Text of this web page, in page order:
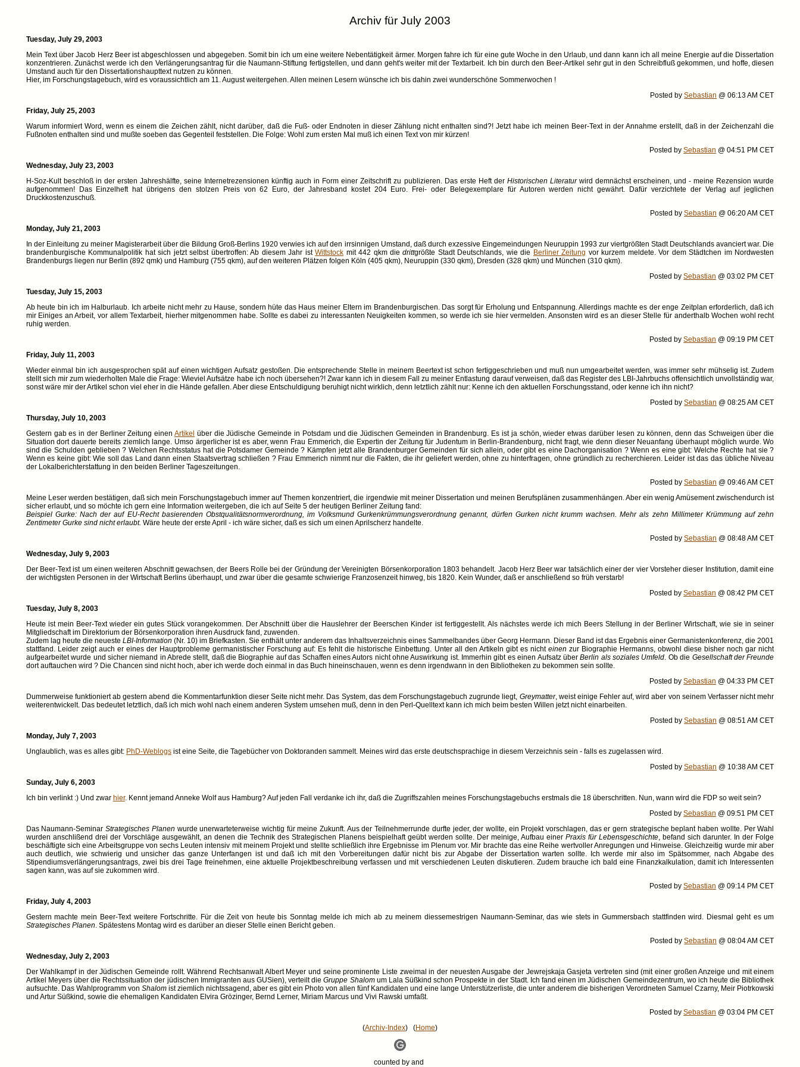
Archiv für July 2003
Tuesday, July 29, 2003
Mein Text über Jacob Herz Beer ist abgeschlossen und abgegeben. Somit bin ich um eine weitere Nebentätigkeit ärmer. Morgen fahre ich für eine gute Woche in den Urlaub, und dann kann ich all meine Energie auf die Dissertation
konzentrieren. Zunächst werde ich den Verlängerungsantrag für die Naumann-Stiftung fertigstellen, und dann geht's weiter mit der Textarbeit. Ich bin durch den Beer-Artikel sehr gut in den Schreibfluß gekommen, und hoffe, diesen
Umstand auch für den Dissertationshaupttext nutzen zu können.
Hier, im Forschungstagebuch, wird es voraussichtlich am 11. August weitergehen. Allen meinen Lesern wünsche ich bis dahin zwei wunderschöne Sommerwochen !
Posted bySebastian @ 06:13 AM CET
Friday, July 25, 2003
Warum informiert Word, wenn es einem die Zeichen zählt, nicht darüber, daß die Fuß- oder Endnoten in dieser Zählung nicht enthalten sind?! Jetzt habe ich meinen Beer-Text in der Annahme erstellt, daß in der Zeichenzahl die
Fußnoten enthalten sind und mußte soeben das Gegenteil feststellen. Die Folge: Wohl zum ersten Mal muß ich einen Text von mir kürzen!
Posted bySebastian @ 04:51 PM CET
Wednesday, July 23, 2003
H-Soz-Kult beschloß in der ersten Jahreshälfte, seine Internetrezensionen künftig auch in Form einer Zeitschrift zu publizieren. Das erste Heft der Historischen Literaturwird demnächst erscheinen, und - meine Rezension wurde
aufgenommen! Das Einzelheft hat übrigens den stolzen Preis von 62 Euro, der Jahresband kostet 204 Euro. Frei- oder Belegexemplare für Autoren werden nicht gewährt. Dafür verzichtete der Verlag auf jeglichen
Druckkostenzuschuß.
Posted bySebastian @ 06:20 AM CET
Monday, July 21, 2003
In der Einleitung zu meiner Magisterarbeit über die Bildung Groß-Berlins 1920 verwies ich auf den irrsinnigen Umstand, daß durch exzessive Eingemeindungen Neuruppin 1993 zur viertgrößten Stadt Deutschlands avanciert war. Die
brandenburgische Kommunalpolitik hat sich jetzt selbst übertroffen: Ab diesem Jahr istWittstock mit 442 qkm diedrittgrößte Stadt Deutschlands, wie die Berliner Zeitung vor kurzem meldete. Vor dem Städtchen im Nordwesten
Brandenburgs liegen nur Berlin (892 qmk) und Hamburg (755 qkm), auf den weiteren Plätzen folgen Köln (405 qkm), Neuruppin (330 qkm), Dresden (328 qkm) und München (310 qkm).
Posted bySebastian @ 03:02 PM CET
Tuesday, July 15, 2003
Ab heute bin ich im Halburlaub. Ich arbeite nicht mehr zu Hause, sondern hüte das Haus meiner Eltern im Brandenburgischen. Das sorgt für Erholung und Entspannung. Allerdings machte es der enge Zeitplan erforderlich, daß ich
mir Einiges an Arbeit, vor allem Textarbeit, hierher mitgenommen habe. Sollte es dabei zu interessanten Neuigkeiten kommen, so werde ich sie hier vermelden. Ansonsten wird es an dieser Stelle für anderthalb Wochen wohl recht
ruhig werden.
Posted bySebastian @ 09:19 PM CET
Friday, July 11, 2003
Wieder einmal bin ich ausgesprochen spät auf einen wichtigen Aufsatz gestoßen. Die entsprechende Stelle in meinem Beertext ist schon fertiggeschrieben und muß nun umgearbeitet werden, was immer sehr mühselig ist. Zudem
stellt sich mir zum wiederholten Male die Frage: Wieviel Aufsätze habe ich noch übersehen?! Zwar kann ich in diesem Fall zu meiner Entlastung darauf verweisen, daß das Register des LBI-Jahrbuchs offensichtlich unvollständig war,
sonst wäre mir der Artikel schon viel eher in die Hände gefallen. Aber diese Entschuldigung beruhigt nicht wirklich, denn letztlich zählt nur: Kenne ich den aktuellen Forschungsstand, oder kenne ich ihn nicht?
Posted bySebastian @ 08:25 AM CET
Thursday, July 10, 2003
Gestern gab es in der Berliner Zeitung einenArtikel über die Jüdische Gemeinde in Potsdam und die Jüdischen Gemeinden in Brandenburg. Es ist ja schön, wieder etwas darüber lesen zu können, denn das Schweigen über die
Situation dort dauerte bereits ziemlich lange. Umso ärgerlicher ist es aber, wenn Frau Emmerich, die Expertin der Zeitung für Judentum in Berlin-Brandenburg, nicht fragt, wie denn dieser Neuanfang überhaupt möglich wurde. Wo
sind die Schulden geblieben ? Welchen Rechtsstatus hat die Potsdamer Gemeinde ? Kämpfen jetzt alle Brandenburger Gemeinden für sich allein, oder gibt es eine Dachorganisation ? Wenn es eine gibt: Welche Rechte hat sie ?
Wenn es keine gibt: Wie soll das Land dann einen Staatsvertrag schließen ? Frau Emmerich nimmt nur die Fakten, die ihr geliefert werden, ohne zu hinterfragen, ohne gründlich zu recherchieren. Leider ist das das übliche Niveau
der Lokalberichterstattung in den beiden Berliner Tageszeitungen.
Posted bySebastian @ 09:46 AM CET
Meine Leser werden bestätigen, daß sich mein Forschungstagebuch immer auf Themen konzentriert, die irgendwie mit meiner Dissertation und meinen Berufsplänen zusammenhängen. Aber ein wenig Amüsement zwischendurch ist
sicher erlaubt, und so möchte ich gern eine Information weitergeben, die ich auf Seite 5 der heutigen Berliner Zeitung fand:
Beispiel Gurke: Nach der auf EU-Recht basierenden Obstqualitätsnormverordnung, im Volksmund Gurkenkrümmungsverordnung genannt, dürfen Gurken nicht krumm wachsen. Mehr als zehn Millimeter Krümmung auf zehn
Zentimeter Gurke sind nicht erlaubt. Wäre heute der erste April - ich wäre sicher, daß es sich um einen Aprilscherz handelte.
Posted bySebastian @ 08:48 AM CET
Wednesday, July 9, 2003
Der Beer-Text ist um einen weiteren Abschnitt gewachsen, der Beers Rolle bei der Gründung der Vereinigten Börsenkorporation 1803 behandelt. Jacob Herz Beer war tatsächlich einer der vier Vorsteher dieser Institution, damit eine
der wichtigsten Personen in der Wirtschaft Berlins überhaupt, und zwar über die gesamte schwierige Franzosenzeit hinweg, bis 1820. Kein Wunder, daß er anschließend so früh verstarb!
Posted bySebastian @ 08:42 PM CET
Tuesday, July 8, 2003
Heute ist mein Beer-Text wieder ein gutes Stück vorangekommen. Der Abschnitt über die Hauslehrer der Beerschen Kinder ist fertiggestellt. Als nächstes werde ich mich Beers Stellung in der Berliner Wirtschaft, wie sie in seiner
Mitgliedschaft im Direktorium der Börsenkorporation ihren Ausdruck fand, zuwenden.
Zudem lag heute die neueste LBI-Information (Nr. 10) im Briefkasten. Sie enthält unter anderem das Inhaltsverzeichnis eines Sammelbandes über Georg Hermann. Dieser Band ist das Ergebnis einer Germanistenkonferenz, die 2001
stattfand. Leider zeigt auch er eines der Hauptprobleme germanistischer Forschung auf: Es fehlt die historische Einbettung. Unter all den Artikeln gibt es nicht einen zur Biographie Hermanns, obwohl diese bisher noch gar nicht
aufgearbeitet wurde und sicher niemand in Abrede stellt, daß die Biographie auf das Schaffen eines Autors nicht ohne Auswirkung ist. Immerhin gibt es einen Aufsatz überBerlin als soziales Umfeld . Ob die Gesellschaft der Freunde
dort auftauchen wird ? Die Chancen sind nicht hoch, aber ich werde doch einmal in das Buch hineinschauen, wenn es denn irgendwann in den Bibliotheken zu bekommen sein sollte.
Posted bySebastian @ 04:33 PM CET
Dummerweise funktioniert ab gestern abend die Kommentarfunktion dieser Seite nicht mehr. Das System, das dem Forschungstagebuch zugrunde liegt, Greymatter, weist einige Fehler auf, wird aber von seinem Verfasser nicht mehr
weiterentwickelt. Das bedeutet letztlich, daß ich mich wohl nach einem anderen System umsehen muß, denn in den Perl-Quelltext kann ich mich beim besten Willen jetzt nicht einarbeiten.
Posted bySebastian @ 08:51 AM CET
Monday, July 7, 2003
Unglaublich, was es alles gibt: PhD-Weblogsist eine Seite, die Tagebücher von Doktoranden sammelt. Meines wird das erste deutschsprachige in diesem Verzeichnis sein - falls es zugelassen wird.
Posted bySebastian @ 10:38 AM CET
Sunday, July 6, 2003
Ich bin verlinkt :) Und zwar hier. Kennt jemand Anneke Wolf aus Hamburg? Auf jeden Fall verdanke ich ihr, daß die Zugriffszahlen meines Forschungstagebuchs erstmals die 18 überschritten. Nun, wann wird die FDP so weit sein?
Posted bySebastian @ 09:51 PM CET
Das Naumann-SeminarStrategisches Planen wurde unerwarteterweise wichtig für meine Zukunft. Aus der Teilnehmerrunde durfte jeder, der wollte, ein Projekt vorschlagen, das er gern strategische beplant haben wollte. Per Wahl
wurden anschlißend drei der Vorschläge ausgewählt, an denen die Technik des Strategischen Planens beispielhaft geübt werden sollte. Der meinige, Aufbau einerPraxis für Lebensgeschichte , befand sich darunter. In der Folge
beschäftigte sich eine Arbeitsgruppe von sechs Leuten intensiv mit meinem Projekt und stellte schließlich ihre Ergebnisse im Plenum vor. Mir brachte das eine Reihe wertvoller Anregungen und Hinweise. Gleichzeitig wurde mir aber
auch deutlich, wie schwierig und unsicher das ganze Unterfangen ist und daß ich mit den Vorbereitungen dafür nicht bis zur Abgabe der Dissertation warten sollte. Ich werde mir also im Spätsommer, nach Abgabe des
Stipendiumsverlängerungsantrags, zwei bis drei Tage freinehmen, eine aktuelle Projektbeschreibung verfassen und mit verschiedenen Leuten diskutieren. Zudem brauche ich bald eine Finanzkalkulation, damit ich Interessenten
sagen kann, was auf sie zukommen wird.
Posted bySebastian @ 09:14 PM CET
Friday, July 4, 2003
Gestern machte mein Beer-Text weitere Fortschritte. Für die Zeit von heute bis Sonntag melde ich mich ab zu meinem diessemestrigen Naumann-Seminar, das wie stets in Gummersbach stattfinden wird. Diesmal geht es um
Strategisches Planen . Spätestens Montag wird es darüber an dieser Stelle einen Bericht geben.
Posted bySebastian @ 08:04 AM CET
Wednesday, July 2, 2003
Der Wahlkampf in der Jüdischen Gemeinde rollt. Während Rechtsanwalt Albert Meyer und seine prominente Liste zweimal in der neuesten Ausgabe der Jewrejskaja Gasjeta vertreten sind (mit einer großen Anzeige und mit einem
Artikel Meyers über die Rechtssituation der jüdischen Immigranten aus GUSien), verteilt dieGruppe Shalomum Lala Süßkind schon Prospekte in der Stadt. Ich fand einen im Jüdischen Gemeindezentrum, wo ich heute die Bibliothek
aufsuchte. Das Wahlprogramm von Shalomist ziemlich nichtssagend, aber es gibt ein Photo von allen fünf Kandidaten und eine lange Unterstützerliste, die unter anderem die bisherigen Verordneten Samuel Czarny, Meir Piotrkowski
und Artur Süßkind, sowie die ehemaligen Kandidaten Elvira Grözinger, Bernd Lerner, Miriam Marcus und Vivi Rawski umfaßt.
Posted bySebastian @ 03:04 PM CET
(Archiv-Index) (Home)
counted by and